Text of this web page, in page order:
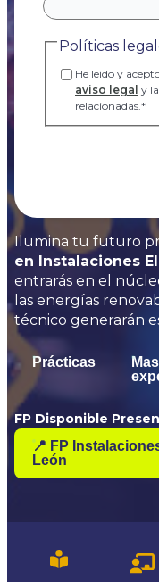
Políticas
He leído y
aviso legal y
relacionadas. *
Ilumina tu futuro
en Instalaciones
entrarás en el
las energías
técnico generarán
Prácticas
FP Disponible
📍 FP
León